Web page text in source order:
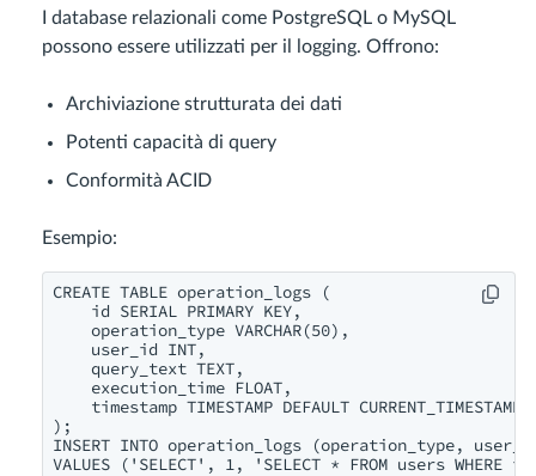
I database relazionali come PostgreSQL o MySQL
possono essere utilizzati per il logging. Offrono:
Archiviazione strutturata dei dati
Potenti capacità di query
Conformità ACID
Esempio:
CREATE TABLE operation_logs (
    id SERIAL PRIMARY KEY,
    operation_type VARCHAR(50),
    user_id INT,
    query_text TEXT,
    execution_time FLOAT,
    timestamp TIMESTAMP DEFAULT CURRENT_TIMESTAMP
);
INSERT INTO operation_logs (operation_type,
VALUES ('SELECT', 1, 'SELECT * FROM users